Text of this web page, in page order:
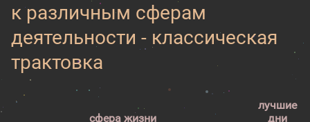
к различным сферам
деятельности - классическая
трактовка
сфера жизни
лучшие
дни